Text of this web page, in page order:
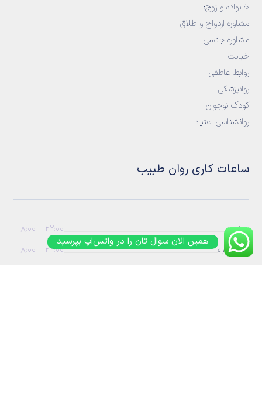
خانواده و زوج:
مشاوره ازدواج و طلاق
مشاوره جنسی
خیانت
روابط عاطفی
روانپزشکی
کودک نوجوان
روانشناسی اعتیاد
ساعات کاری روان طبیب
شنبه 22:00 - 8:00
یکشنبه 22:00 - 8:00
همین الان سوال تان را در واتس‌اپ بپرسید